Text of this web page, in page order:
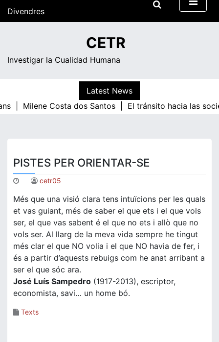
Divendres
CETR
Investigar la Cualidad Humana
Latest News
|
Milene Costa dos Santos | El tránsito hacia las
PISTES PER ORIENTAR-SE
cetr05
Més que una visió clara tens intuïcions per les quals
et vas guiant, més de saber el que ets i el que vols
ser, el que vas sabent é el que no ets i allò que no
vols ser. Al llarg de la meva vida sempre he tingut
més clar el que NO volia i el que NO havia de fer, i
és a partir d’aquests rebuigs com he anat arribant a
ser el que sóc ara.
José Luís Sampedro (1917-2013), escriptor,
economista, savi… un home bó.
Texts